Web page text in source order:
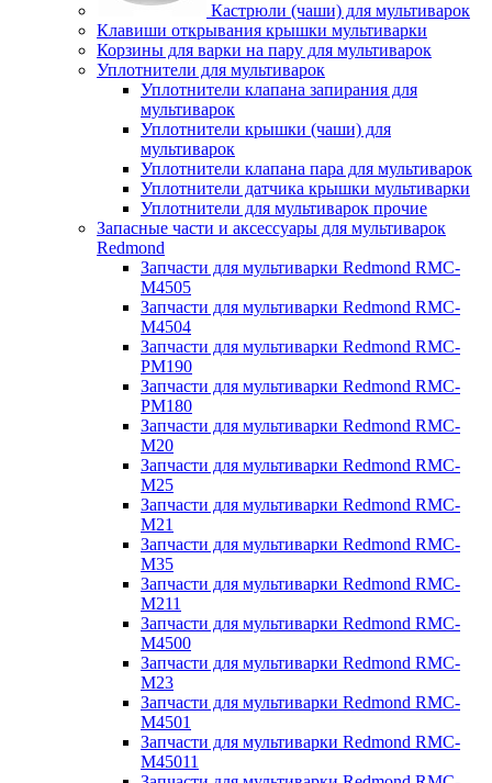
Кастрюли (чаши) для мультиварок
Клавиши открывания крышки мультиварки
Корзины для варки на пару для мультиварок
Уплотнители для мультиварок
Уплотнители клапана запирания для
мультиварок
Уплотнители крышки (чаши) для
мультиварок
Уплотнители клапана пара для мультиварок
Уплотнители датчика крышки мультиварки
Уплотнители для мультиварок прочие
Запасные части и аксессуары для мультиварок
Redmond
Запчасти для мультиварки Redmond RMC-
M4505
Запчасти для мультиварки Redmond RMC-
M4504
Запчасти для мультиварки Redmond RMC-
PM190
Запчасти для мультиварки Redmond RMC-
PM180
Запчасти для мультиварки Redmond RMC-
M20
Запчасти для мультиварки Redmond RMC-
M25
Запчасти для мультиварки Redmond RMC-
M21
Запчасти для мультиварки Redmond RMC-
M35
Запчасти для мультиварки Redmond RMC-
M211
Запчасти для мультиварки Redmond RMC-
M4500
Запчасти для мультиварки Redmond RMC-
M23
Запчасти для мультиварки Redmond RMC-
M4501
Запчасти для мультиварки Redmond RMC-
M45011